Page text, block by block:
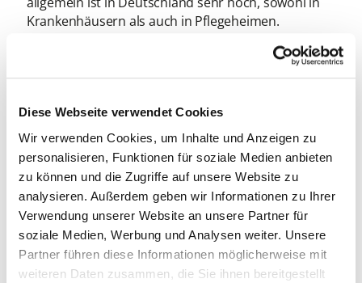
Diese Webseite verwendet Cookies
Wir verwenden Cookies, um Inhalte und Anzeigen zu
personalisieren, Funktionen für soziale Medien anbieten
zu können und die Zugriffe auf unsere Website zu
analysieren. Außerdem geben wir Informationen zu Ihrer
Verwendung unserer Website an unsere Partner für
soziale Medien, Werbung und Analysen weiter. Unsere
Partner führen diese Informationen möglicherweise mit
weiteren Daten zusammen, die Sie ihnen bereitgestellt
Krankenhäusern als auch in Pflegeheimen.
Als Berufskraftfahrer,
Lagerarbeiter und Fachkräfte in der Logistikbranche
hast du sehr gute Berufsaussichten.
Industrieberufe:Elektriker, Installateure,
Sanitär-, Heizung- und Klimaanlagenbauer (SHK).
Diese Berufe bieten nicht nur sichere Arbeitsplätze,
sondern oft auch attraktive Gehälter über dem
Mindestlohn von 12,41 Euro pro Stunde in Deutschland
(Stand August 2024). Wenn du mehr über die besten
Verdienstmöglichkeiten in Deutschland erfahren
möchtest, lohnt sich ein Blick auf die Liste der
bestbezahlten Jobs in Deutschland . Hier findest du